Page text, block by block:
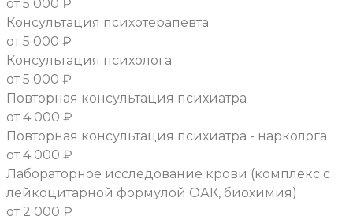
от 5 000 ₽
Консультация психотерапевта
от 5 000 ₽
Консультация психолога
от 5 000 ₽
Повторная консультация психиатра
от 4 000 ₽
Повторная консультация психиатра - нарколога
от 4 000 ₽
Лабораторное исследование крови (комплекс с
лейкоцитарной формулой ОАК, биохимия)
от 2 000 ₽